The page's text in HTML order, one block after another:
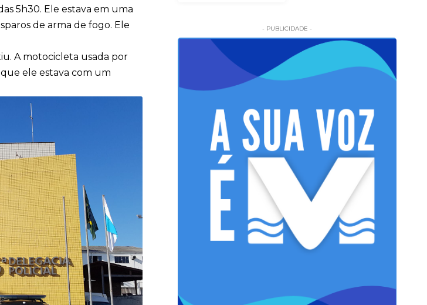
5h30. Ele estava em uma
de arma de fogo. Ele
A motocicleta usada por
ele estava com um
- PUBLICIDADE -